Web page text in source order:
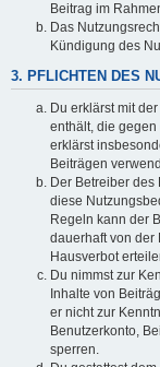
Beitrag im
Das
Kündigung des
3. PFLICHTEN DES
Du erklärst mit
enthält, die
erklärst
Beiträgen
Der Betreiber des
diese
Regeln kann der
dauerhaft von der
Hausverbot
Du nimmst zur
Inhalte von
er nicht zur
Benutzerkonto,
sperren.